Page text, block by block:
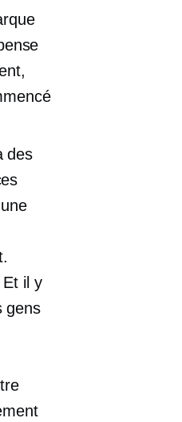
des
il y
gens